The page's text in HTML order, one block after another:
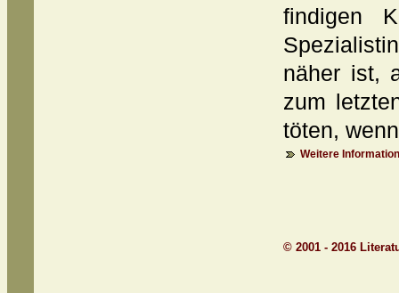
findigen
näher ist,
zum
töten,
Weitere
© 2001 - 2016